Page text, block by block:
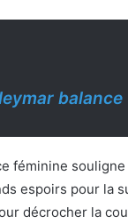
balance
féminine
espoirs pour la
décrocher la